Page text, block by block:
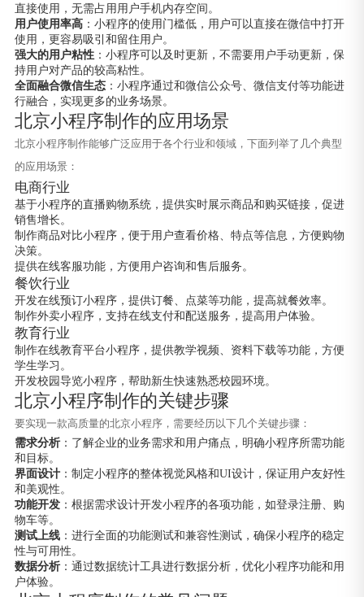
直接使用，无需占用用户手机内存空间。
用户使用率高：小程序的使用门槛低，用户可以直接在微信中打开
使用，更容易吸引和留住用户。
强大的用户粘性：小程序可以及时更新，不需要用户手动更新，保
持用户对产品的较高粘性。
全面融合微信生态：小程序通过和微信公众号、微信支付等功能进
行融合，实现更多的业务场景。
北京小程序制作的应用场景
北京小程序制作能够广泛应用于各个行业和领域，下面列举了几个典型
的应用场景：
电商行业
基于小程序的直播购物系统，提供实时展示商品和购买链接，促进
销售增长。
制作商品对比小程序，便于用户查看价格、特点等信息，方便购物
决策。
提供在线客服功能，方便用户咨询和售后服务。
餐饮行业
开发在线预订小程序，提供订餐、点菜等功能，提高就餐效率。
制作外卖小程序，支持在线支付和配送服务，提高用户体验。
教育行业
制作在线教育平台小程序，提供教学视频、资料下载等功能，方便
学生学习。
开发校园导览小程序，帮助新生快速熟悉校园环境。
北京小程序制作的关键步骤
要实现一款高质量的北京小程序，需要经历以下几个关键步骤：
需求分析：了解企业的业务需求和用户痛点，明确小程序所需功能
和目标。
界面设计：制定小程序的整体视觉风格和UI设计，保证用户友好性
和美观性。
功能开发：根据需求设计开发小程序的各项功能，如登录注册、购
物车等。
测试上线：进行全面的功能测试和兼容性测试，确保小程序的稳定
性与可用性。
数据分析：通过数据统计工具进行数据分析，优化小程序功能和用
户体验。